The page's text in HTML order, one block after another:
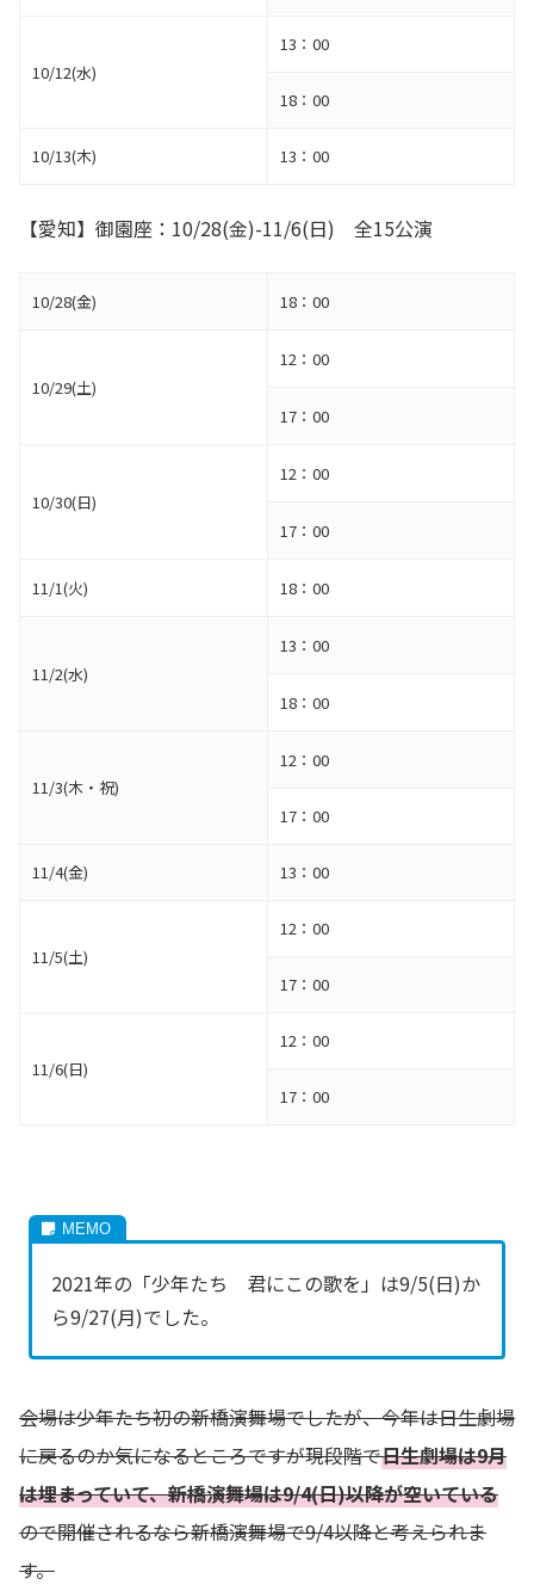
10/12(水)
13：00
18：00
10/13(木) 13：00
【愛知】御園座：10/28(金)-11/6(日) 全15公演
10/28(金) 18：00
10/29(土)
12：00
17：00
10/30(日)
12：00
17：00
11/1(火) 18：00
11/2(水)
13：00
18：00
11/3(木・祝)
12：00
17：00
11/4(金) 13：00
11/5(土)
12：00
17：00
11/6(日)
12：00
17：00
2021年の「少年たち 君にこの歌を」は9/5(日)か
ら9/27(月)でした。
会場は少年たち初の新橋演舞場でしたが、今年は日生劇場
に戻るのか気になるところですが現段階で日生劇場は9月
は埋まっていて、新橋演舞場は9/4(日)以降が空いている
ので開催されるなら新橋演舞場で9/4以降と考えられま
す。